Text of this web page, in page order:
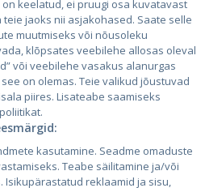
CVbankas.lt
Kainos.lt
Paslaugos.lt
keelatud, ei pruugi osa kuvatavast
jaoks nii asjakohased. Saate selle
muutmiseks või nõusoleku
klõpsates veebilehe allosas oleval
või veebilehe vasakus alanurgas
on olemas. Teie valikud jõustuvad
piires. Lisateabe saamiseks
kasutamine. Seadme omaduste
Teabe säilitamine ja/või
Isikupärastatud reklaamid ja sisu,